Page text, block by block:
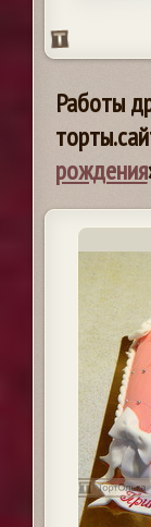
Работы
рождения